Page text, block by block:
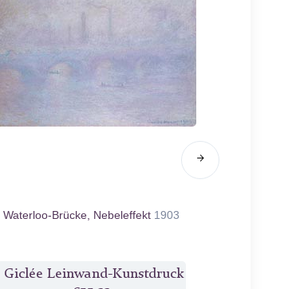
Waterloo-Brücke, Nebeleffekt 1903
Giclée Leinwand-Kunstdruck